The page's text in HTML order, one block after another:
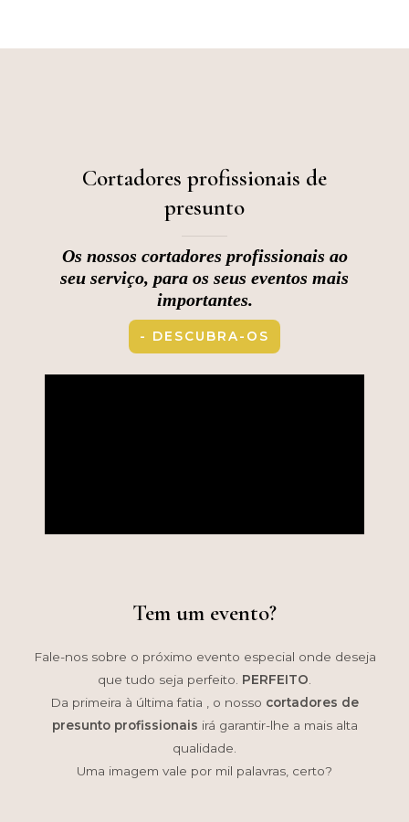
Cortadores profissionais de
presunto
Os nossos cortadores profissionais ao
seu serviço, para os seus eventos mais
importantes.
- DESCUBRA-OS
Tem um evento?
Fale-nos sobre o próximo evento especial onde deseja
que tudo seja perfeito. PERFEITO
Da primeira à última fatia , o nosso cortadores de
presunto profissionais irá garantir-lhe a mais alta
qualidade.
Uma imagem vale por mil palavras, certo?